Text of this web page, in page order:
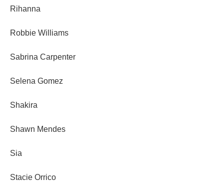
Rihanna
Robbie Williams
Sabrina Carpenter
Selena Gomez
Shakira
Shawn Mendes
Sia
Stacie Orrico